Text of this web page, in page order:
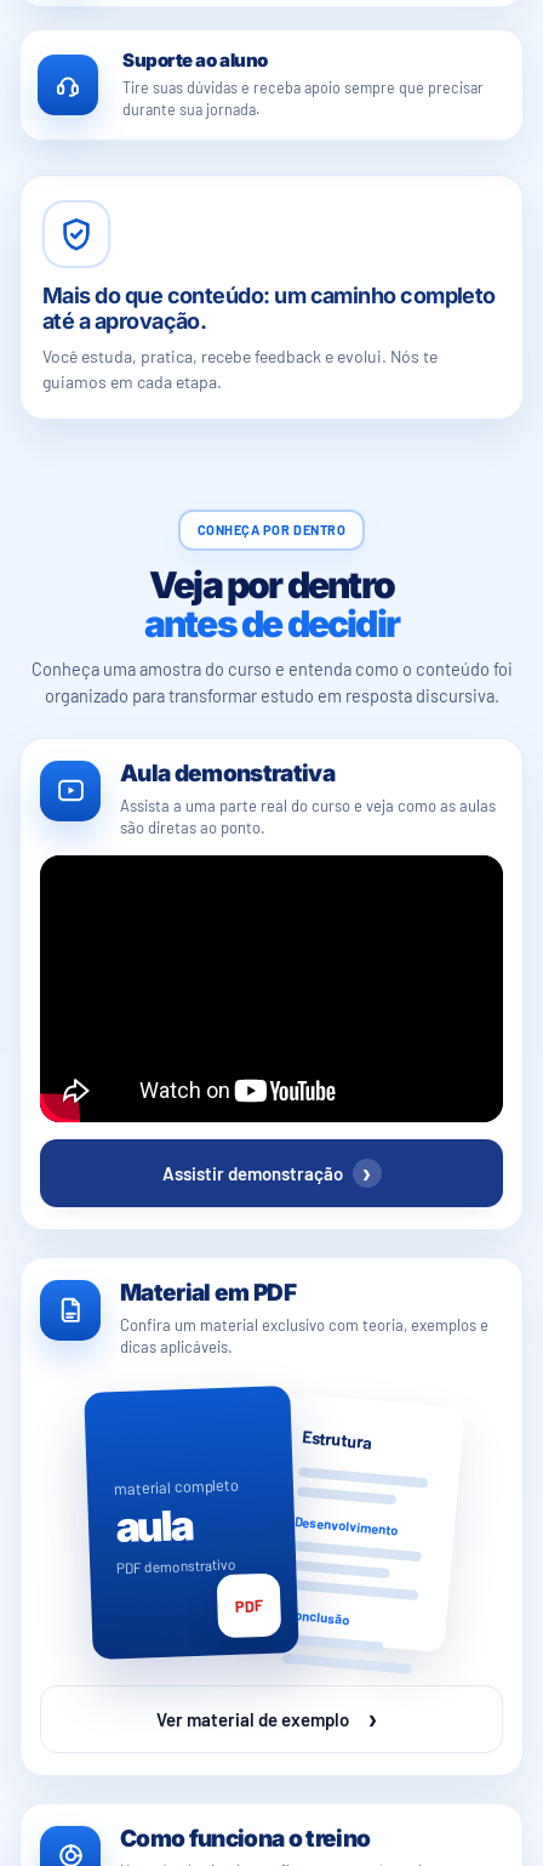
Suporte ao aluno
Tire suas dúvidas e receba apoio sempre que precisar
durante sua jornada.
Mais do que conteúdo: um caminho completo
até a aprovação.
Você estuda, pratica, recebe feedback e evolui. Nós te
guiamos em cada etapa.
CONHEÇA POR DENTRO
Veja por dentro
antes de decidir
Conheça uma amostra do curso e entenda como o conteúdo foi
organizado para transformar estudo em resposta discursiva.
Aula demonstrativa
Assista a uma parte real do curso e veja como as aulas
são diretas ao ponto.
Assistir demonstração ›
Material em PDF
Confira um material exclusivo com teoria, exemplos e
dicas aplicáveis.
material completo
aula
PDF demonstrativo
PDF
Estrutura
Desenvolvimento
Conclusão
Ver material de exemplo ›
Como funciona o treino